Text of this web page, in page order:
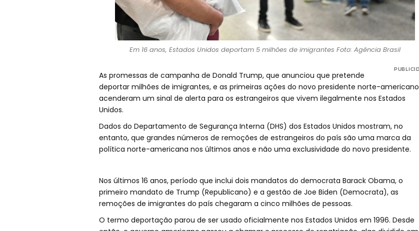
Em 16 anos, Estados Unidos deportam 5 milhões de imigrantes Foto: Agência Brasil
As promessas de campanha de Donald Trump, que anunciou que pretende
deportar milhões de imigrantes, e as primeiras ações do novo presidente norte-americano
acenderam um sinal de alerta para os estrangeiros que vivem ilegalmente nos Estados
Unidos.
Dados do Departamento de Segurança Interna (DHS) dos Estados Unidos mostram, no
entanto, que grandes números de remoções de estrangeiros do país são uma marca da
política norte-americana nos últimos anos e não uma exclusividade do novo presidente.
Nos últimos 16 anos, período que inclui dois mandatos do democrata Barack Obama, o
primeiro mandato de Trump (Republicano) e a gestão de Joe Biden (Democrata), as
remoções de imigrantes do país chegaram a cinco milhões de pessoas.
O termo deportação parou de ser usado oficialmente nos Estados Unidos em 1996. Desde